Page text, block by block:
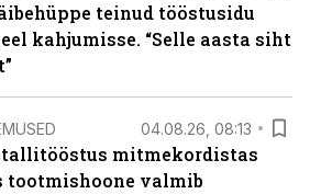
teinud tööstusidu
kahjumisse. “Selle aasta siht
04.08.26, 08:13
mitmekordistas
tootmishoone valmib